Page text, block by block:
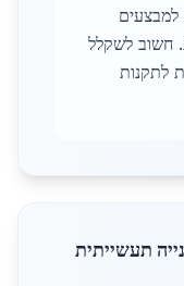
למבצעים
חשוב לשקלל
לתקנות
תעשייתית